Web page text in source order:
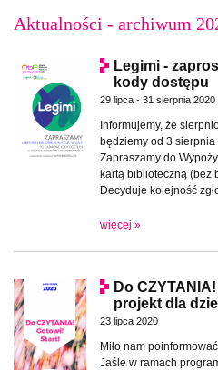
Aktualności - archiwum
Legimi -
kody dostępu
29 lipca - 31 sierpnia 2020
Informujemy, że
będziemy od 3 sierpnia
Zapraszamy do
kartą biblioteczną (bez
Decyduje kolejność
więcej »
Do
projekt dla
23 lipca 2020
Miło nam
Jaśle w ramach